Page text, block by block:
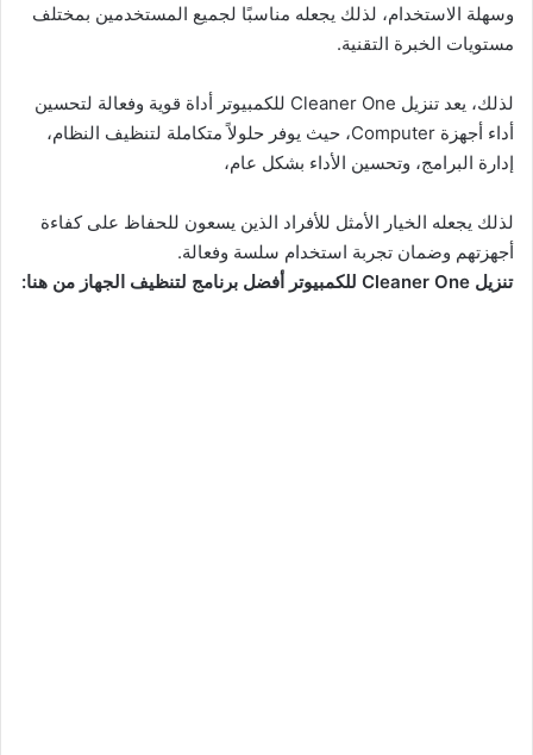
وسهلة الاستخدام، لذلك يجعله مناسبًا لجميع المستخدمين بمختلف
مستويات الخبرة التقنية.
لذلك، يعد تنزيل Cleaner One للكمبيوتر أداة قوية وفعالة لتحسين
أداء أجهزة Computer، حيث يوفر حلولاً متكاملة لتنظيف النظام،
إدارة البرامج، وتحسين الأداء بشكل عام،
لذلك يجعله الخيار الأمثل للأفراد الذين يسعون للحفاظ على كفاءة
أجهزتهم وضمان تجربة استخدام سلسة وفعالة.
تنزيل Cleaner One للكمبيوتر أفضل برنامج لتنظيف الجهاز من هنا: